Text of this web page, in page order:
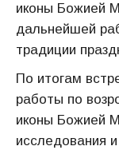
иконы Божией
дальнейшей
традиции
По итогам
работы по
иконы Божией
исследования